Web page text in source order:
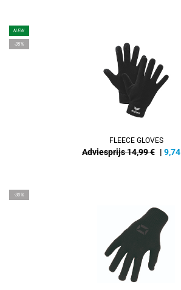
NEW
-35%
FLEECE GLOVES
Adviesprijs 14,99 € | 9,74
-30%